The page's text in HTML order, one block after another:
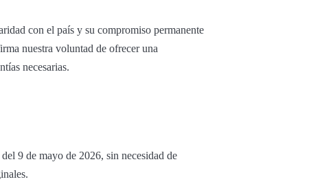
con el país y su compromiso permanente
nuestra voluntad de ofrecer una
necesarias.
9 de mayo de 2026, sin necesidad de